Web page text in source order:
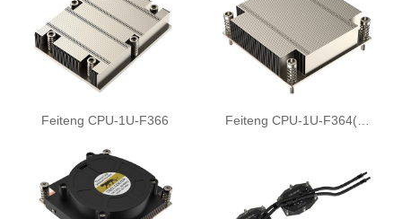
Feiteng CPU-1U-F366 Feiteng CPU-1U-F364(…